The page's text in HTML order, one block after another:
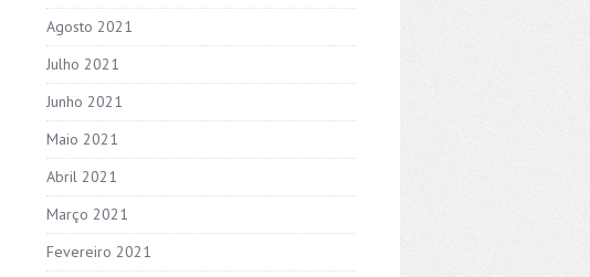
Agosto 2021
Julho 2021
Junho 2021
Maio 2021
Abril 2021
Março 2021
Fevereiro 2021